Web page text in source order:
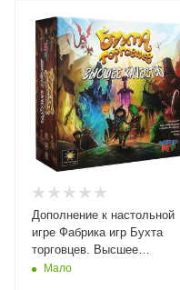
Дополнение к настольной
игре Фабрика игр Бухта
торговцев. Высшее
качество
Мало